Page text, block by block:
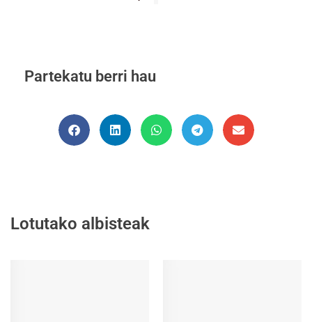
Partekatu berri hau
Lotutako albisteak